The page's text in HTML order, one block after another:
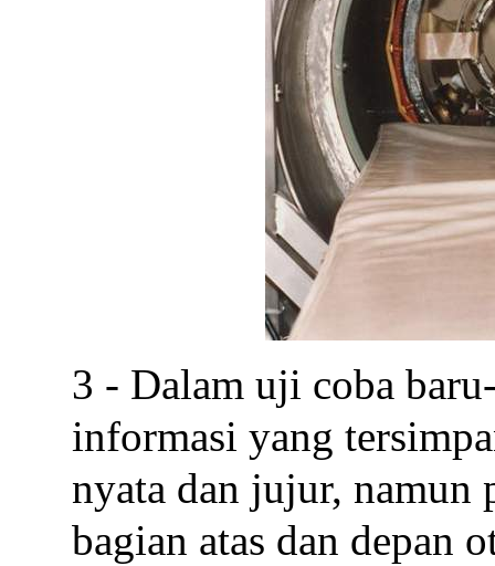
3 - Dalam uji coba
informasi yang
nyata dan jujur, namun
bagian atas dan depan